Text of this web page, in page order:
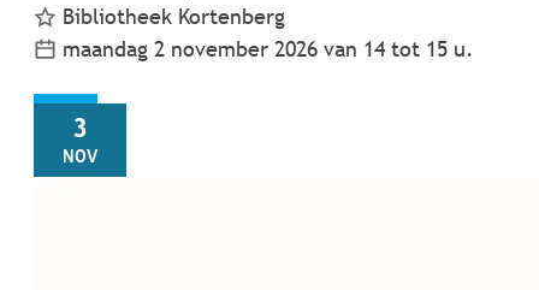
Bibliotheek Kortenberg
maandag 2 november 2026 van 14 tot 15 u.
3
NOV